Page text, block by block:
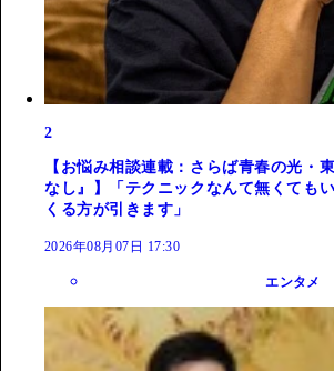
2
【お悩み相談連載：さらば青春の光・
なし』】「テクニックなんて無くても
くる方が引きます」
2026年08月07日 17:30
エンタメ